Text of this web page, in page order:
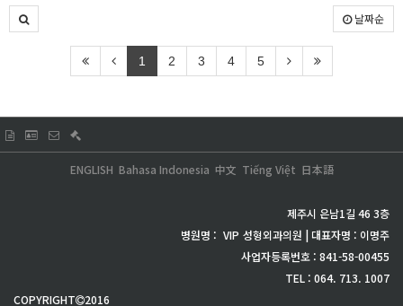
날짜순
1 2 3 4 5
日本語
Tiếng Việt
中文
Bahasa Indonesia
ENGLISH
제주시 은남1길 46 3층
병원명 : VIP 성형외과의원 | 대표자명 : 이명주
사업자등록번호 : 841-58-00455
TEL : 064. 713. 1007
COPYRIGHT
2016